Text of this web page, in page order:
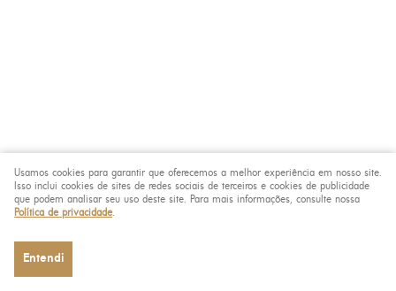
Usamos cookies para garantir que oferecemos a melhor experiência em nosso site.
Isso inclui cookies de sites de redes sociais de terceiros e cookies de publicidade
que podem analisar seu uso deste site. Para mais informações, consulte nossa
Política de privacidade.
Entendi